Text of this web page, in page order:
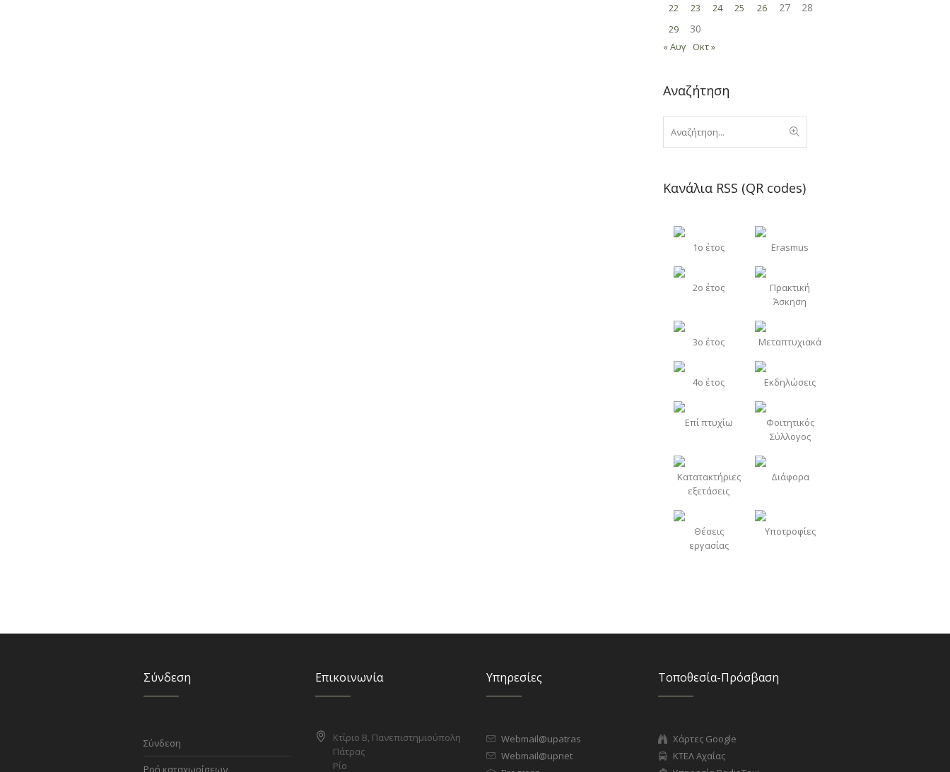
22
23 24 25 26 27 28
29 30
« Αυγ Οκτ »
Αναζήτηση
Κανάλια RSS (QR codes)
1o έτος Erasmus
2o έτος
Πρακτική
Άσκηση
3o έτος Μεταπτυχιακά
4o έτος Εκδηλώσεις
Επί πτυχίω
Φοιτητικός
Σύλλογος
Κατατακτήριες
εξετάσεις
Διάφορα
Θέσεις
εργασίας
Υποτροφίες
Σύνδεση
Σύνδεση
Ροή καταχωρίσεων
Επικοινωνία
Κτίριο Β, Πανεπιστημιούπολη
Πάτρας
Ρίο
Υπηρεσίες
Webmail@upatras
Webmail@upnet
Τοποθεσία-Πρόσβαση
Χάρτες Google
ΚΤΕΛ Αχαΐας